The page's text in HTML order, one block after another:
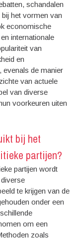
schandalen
het vormen van
economische
internationale
van
en
evenals de manier
van actuele
van diverse
voorkeuren uiten
bij het
partijen?
partijen wordt
te krijgen van de
onder een
om een
zoals